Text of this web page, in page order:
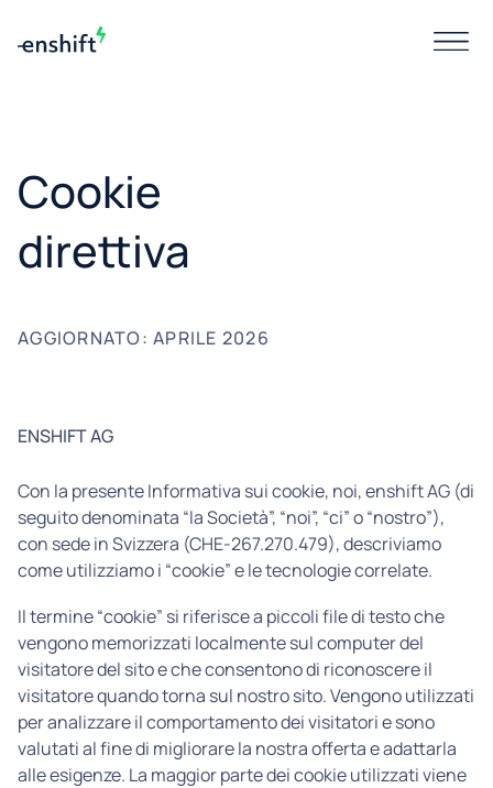
Cookie
direttiva
AGGIORNATO: APRILE 2026
ENSHIFT AG
Con la presente Informativa sui cookie, noi, enshift AG (di
seguito denominata “la Società”, “noi”, “ci” o “nostro”),
con sede in Svizzera (CHE-267.270.479), descriviamo
come utilizziamo i “cookie” e le tecnologie correlate.
Il termine “cookie” si riferisce a piccoli file di testo che
vengono memorizzati localmente sul computer del
visitatore del sito e che consentono di riconoscere il
visitatore quando torna sul nostro sito. Vengono utilizzati
per analizzare il comportamento dei visitatori e sono
valutati al fine di migliorare la nostra offerta e adattarla
alle esigenze. La maggior parte dei cookie utilizzati viene